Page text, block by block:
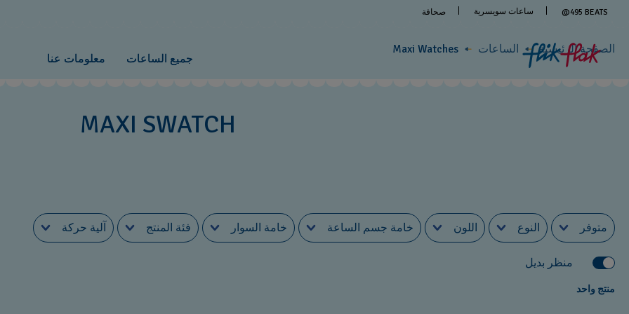
@495 BEATS ساعات سويسرية صحافة
جميع الساعات معلومات عنا
الصفحة الرئيسية
الساعات Maxi Watches
MAXI SWATCH
متوفر النوع اللون خامة جسم الساعة خامة السوار فئة المنتج آلية حركة
منظر بديل
منتج واحد